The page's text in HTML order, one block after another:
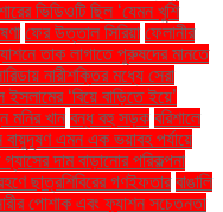
ভিডিওটি ছিল ‘যেমন খুশি
ফের উত্তাল সিরিয়া ফেলানীর
তাক লাগাতে পুরুষদের মানতে
নারীশক্তির মধ্যে সেরা
‘বিয়ে বাড়িতে ইয়ে’
মনির খান বন্ধ বহু সড়ক বরিশালে
বায়ুদূষণ এমন এক ভয়াবহ পর্যায়ে
দাম বাড়ানোর পরিকল্পনা
ছাত্রশিবিরের গণইফতার বাঙালি
পোশাক এবং ফ্যাশন সচেতনতা